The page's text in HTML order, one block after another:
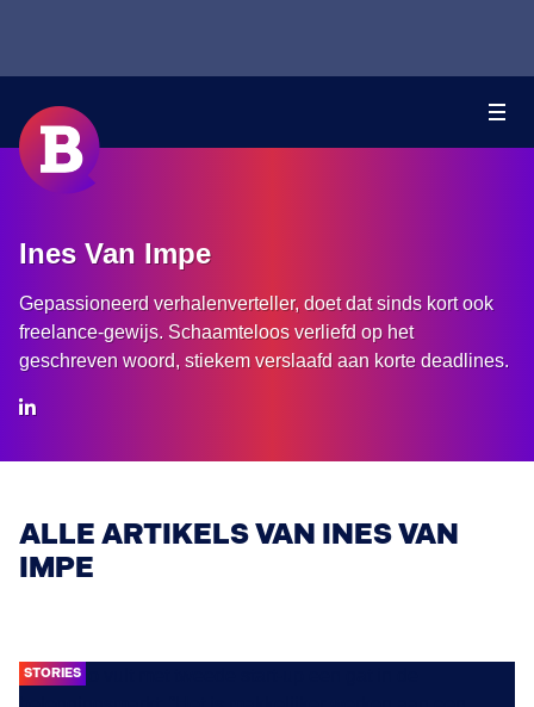
Ines Van Impe
Gepassioneerd verhalenverteller, doet dat sinds kort ook
freelance-gewijs. Schaamteloos verliefd op het
geschreven woord, stiekem verslaafd aan korte deadlines.
ALLE ARTIKELS VAN INES VAN
IMPE
STORIES